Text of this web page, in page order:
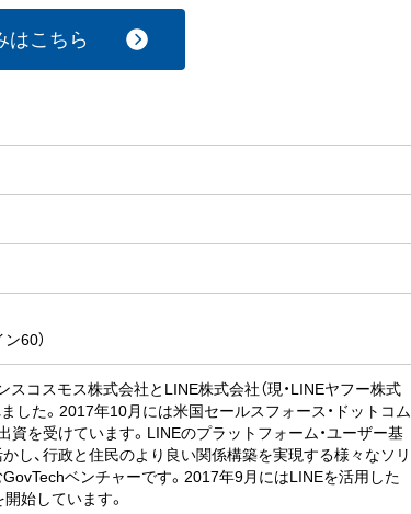
はこちら
60）
コスモス株式会社とLINE株式会社（現・LINEヤフー株式
した。2017年10月には米国セールスフォース・ドットコム
を受けています。LINEのプラットフォーム・ユーザー基
し、行政と住民のより良い関係構築を実現する様々なソリ
ベンチャーです。2017年9月にはLINEを活用した
始しています。